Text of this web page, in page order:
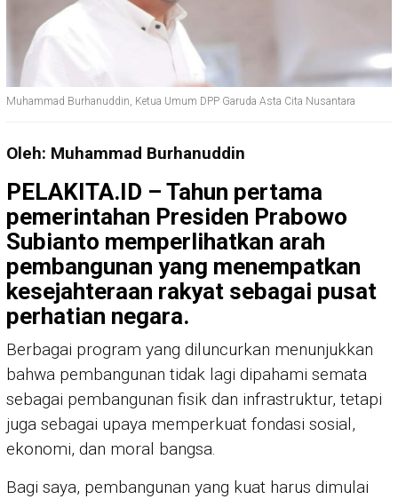
Muhammad Burhanuddin, Ketua Umum DPP Garuda Asta Cita Nusantara
Oleh: Muhammad Burhanuddin
PELAKITA.ID – Tahun pertama
pemerintahan Presiden Prabowo
Subianto memperlihatkan arah
pembangunan yang menempatkan
kesejahteraan rakyat sebagai pusat
perhatian negara.
Berbagai program yang diluncurkan menunjukkan
bahwa pembangunan tidak lagi dipahami semata
sebagai pembangunan fisik dan infrastruktur, tetapi
juga sebagai upaya memperkuat fondasi sosial,
ekonomi, dan moral bangsa.
Bagi saya, pembangunan yang kuat harus dimulai